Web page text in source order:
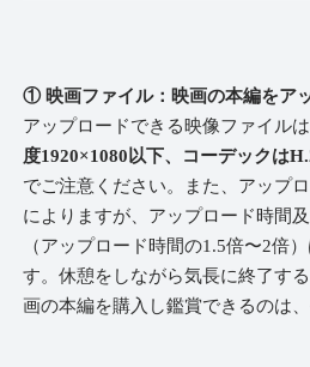
① 映画ファイル：映画の本編をア
アップロードできる映像ファイル
度1920×1080以下、コーデックは
でご注意ください。また、アップ
によりますが、アップロード時間
（アップロード時間の1.5倍〜2倍
す。休憩をしながら気長に終了す
画の本編を購入し鑑賞できるのは